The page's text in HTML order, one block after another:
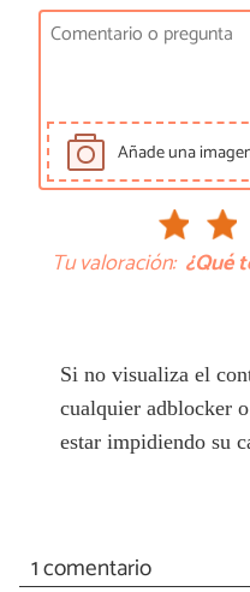
Añade una
Tu valoración: ¿Qué
Si no visualiza el
cualquier adblocker
estar impidiendo su
1 comentario